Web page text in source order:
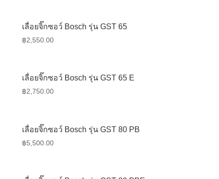
฿2,690.00.
฿2,490.00.
เลื่อยจิ๊กซอว์ Bosch รุ่น GST 65
฿2,550.00
เลื่อยจิ๊กซอว์ Bosch รุ่น GST 65 E
฿2,750.00
เลื่อยจิ๊กซอว์ Bosch รุ่น GST 80 PB
฿5,500.00